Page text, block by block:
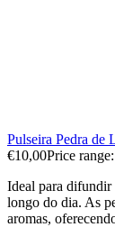
Pulseira Pedra de
€10,00Price
Ideal para difundir
longo do dia. As
aromas,